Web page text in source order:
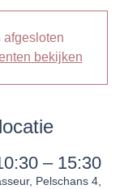
afgesloten
bekijken
– 15:30
Pelschans 4,